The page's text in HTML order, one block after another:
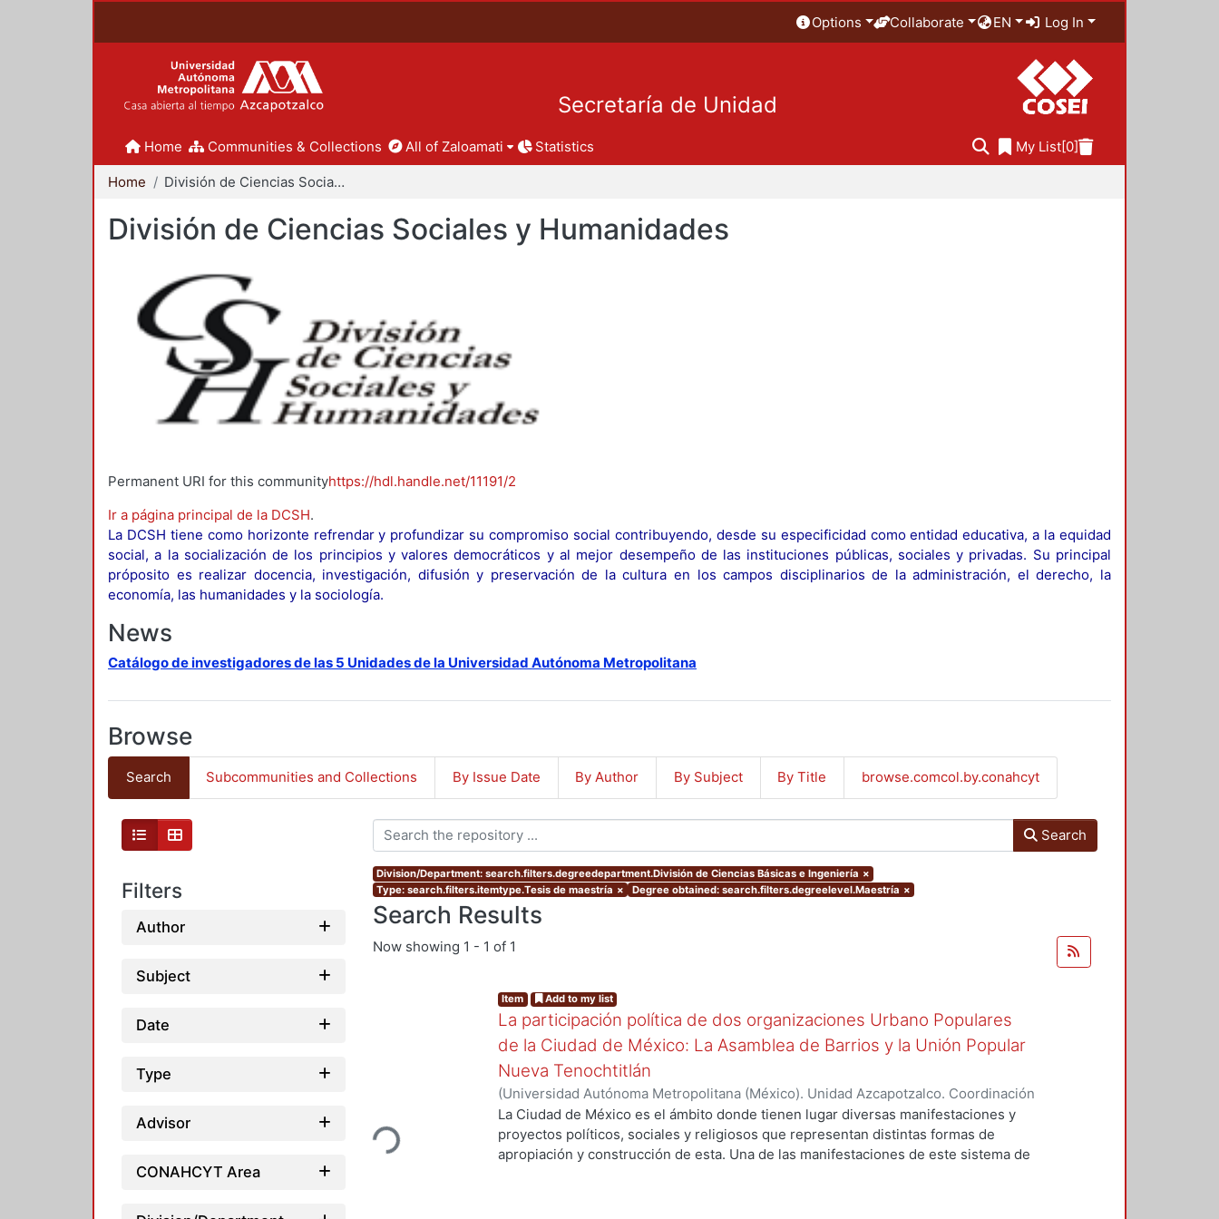
Options Collaborate EN Log In
Secretaría de Unidad
Home Communities & Collections All of Zaloamati Statistics My List[0]
Home División de Ciencias Sociales y Humanidades
División de Ciencias Sociales y Humanidades
Permanent URI for this communityhttps://hdl.handle.net/11191/2
Ir a página principal de la DCSH.
La DCSH tiene como horizonte refrendar y profundizar su compromiso social contribuyendo, desde su especificidad como entidad educativa, a la equidad
social, a la socialización de los principios y valores democráticos y al mejor desempeño de las instituciones públicas, sociales y privadas. Su principal
próposito es realizar docencia, investigación, difusión y preservación de la cultura en los campos disciplinarios de la administración, el derecho, la
economía, las humanidades y la sociología.
News
Catálogo de investigadores de las 5 Unidades de la Universidad Autónoma Metropolitana
Browse
Search Subcommunities and Collections By Issue Date By Author By Subject By Title browse.comcol.by.conahcyt
Filters
Author
Subject
Date
Type
Advisor
CONAHCYT Area
Search
Division/Department: search.filters.degreedepartment.División de Ciencias Básicas e Ingeniería ×
Type: search.filters.itemtype.Tesis de maestría × Degree obtained: search.filters.degreelevel.Maestría ×
Search Results
Now showing 1 - 1 of 1
Loading...
Item Add to my list
La participación política de dos organizaciones Urbano Populares
de la Ciudad de México: La Asamblea de Barrios y la Unión Popular
Nueva Tenochtitlán
(Universidad Autónoma Metropolitana (México). Unidad Azcapotzalco. Coordinación
de Servicios de Información.,2000)PINO HIDALGO, RICARDO ADALBERTO
La Ciudad de México es el ámbito donde tienen lugar diversas manifestaciones y
proyectos políticos, sociales y religiosos que representan distintas formas de
apropiación y construcción de esta. Una de las manifestaciones de este sistema de